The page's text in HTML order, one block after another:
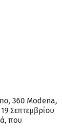
360 Modena,
Σεπτεμβρίου
που